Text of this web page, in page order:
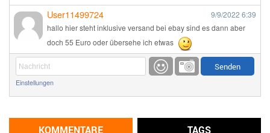
User11499724 9/9/2022 6:39
hallo hier steht inklusive versand bei ebay sind es dann aber
doch 55 Euro oder übersehe ich etwas
Günni 9/1/20226:17
Günni
Einstellungen
KOMMENTARE TAGS